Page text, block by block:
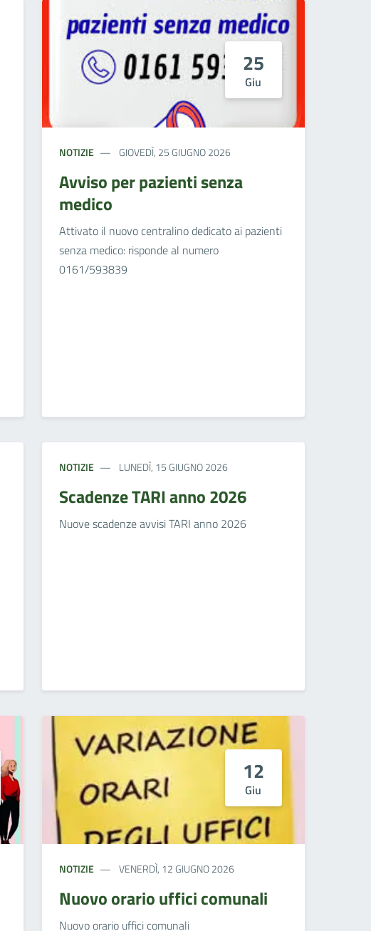
25
Giu
NOTIZIE GIOVEDÌ, 25 GIUGNO 2026
Avviso per pazienti senza
medico
Attivato il nuovo centralino dedicato ai pazienti
senza medico: risponde al numero
0161/593839
NOTIZIE LUNEDÌ, 15 GIUGNO 2026
Scadenze TARI anno 2026
Nuove scadenze avvisi TARI anno 2026
12
Giu
NOTIZIE VENERDÌ, 12 GIUGNO 2026
Nuovo orario uffici comunali
Nuovo orario uffici comunali